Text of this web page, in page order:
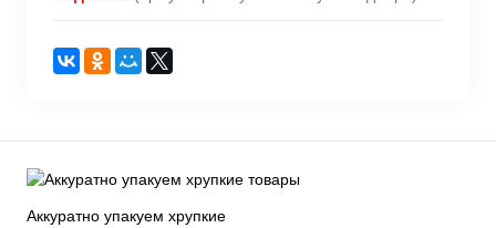
Аккуратно упакуем хрупкие